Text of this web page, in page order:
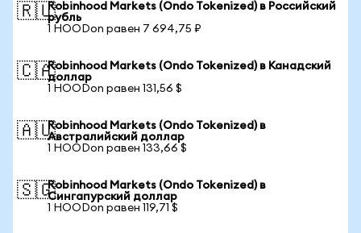
🇷🇺Robinhood Markets (Ondo Tokenized) в Российский
рубль
1 HOODon равен 7 694,75 ₽
🇨🇦Robinhood Markets (Ondo Tokenized) в Канадский
доллар
1 HOODon равен 131,56 $
🇦🇺Robinhood Markets (Ondo Tokenized) в
Австралийский доллар
1 HOODon равен 133,66 $
🇸🇬Robinhood Markets (Ondo Tokenized) в
Сингапурский доллар
1 HOODon равен 119,71 $